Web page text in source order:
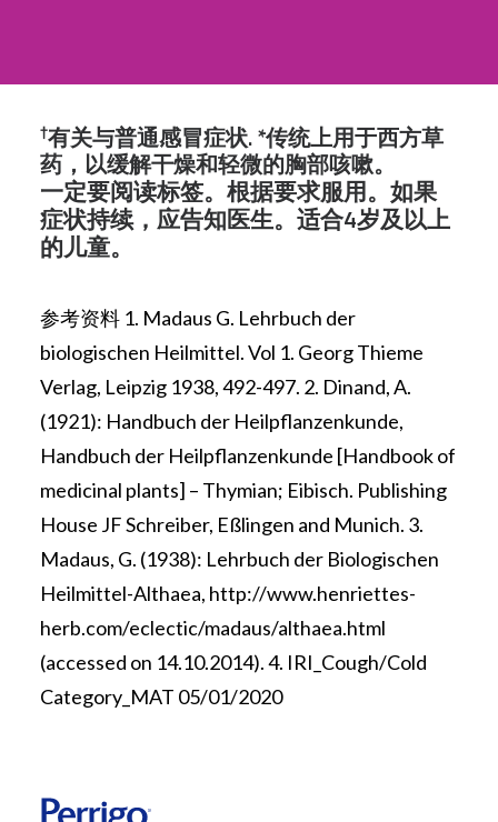
†有关与普通感冒症状.*传统上用于西方草
药，以缓解干燥和轻微的胸部咳嗽。
一定要阅读标签。根据要求服用。如果
症状持续，应告知医生。适合4岁及以上
的儿童。
参考资料 1. Madaus G. Lehrbuch der
biologischen Heilmittel. Vol 1. Georg Thieme
Verlag, Leipzig 1938, 492-497. 2. Dinand, A.
(1921): Handbuch der Heilpflanzenkunde,
Handbuch der Heilpflanzenkunde [Handbook of
medicinal plants] – Thymian; Eibisch. Publishing
House JF Schreiber, Eßlingen and Munich. 3.
Madaus, G. (1938): Lehrbuch der Biologischen
Heilmittel-Althaea, http://www.henriettes-
herb.com/eclectic/madaus/althaea.html
(accessed on 14.10.2014). 4. IRI_Cough/Cold
Category_MAT 05/01/2020